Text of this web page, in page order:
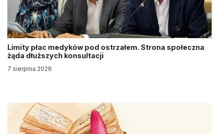
Limity płac medyków pod ostrzałem. Strona społeczna
żąda dłuższych konsultacji
7 sierpnia 2026